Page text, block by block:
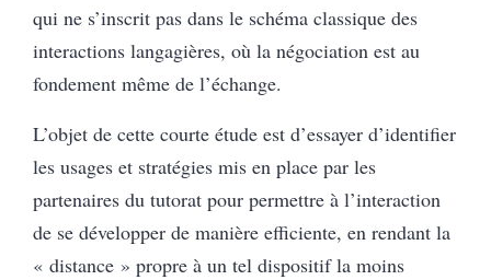
qui ne s’inscrit pas dans le schéma classique des
interactions langagières, où la négociation est au
fondement même de l’échange.
L’objet de cette courte étude est d’essayer d’identifier
les usages et stratégies mis en place par les
partenaires du tutorat pour permettre à l’interaction
de se développer de manière efficiente, en rendant la
« distance » propre à un tel dispositif la moins